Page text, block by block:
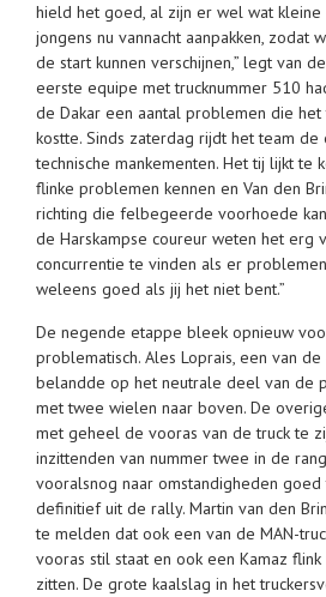
hield het goed, al zijn er wel wat kleine
jongens nu vannacht aanpakken, zodat
de start kunnen verschijnen,” legt van
eerste equipe met trucknummer 510
de Dakar een aantal problemen die
kostte. Sinds zaterdag rijdt het team
technische mankementen. Het tij lijkt te
flinke problemen kennen en Van den
richting die felbegeerde voorhoede
de Harskampse coureur weten het erg
concurrentie te vinden als er
weleens goed als jij het niet bent.”
De negende etappe bleek opnieuw
problematisch. Ales Loprais, een van
belandde op het neutrale deel van de
met twee wielen naar boven. De
met geheel de vooras van de truck te
inzittenden van nummer twee in de
vooralsnog naar omstandigheden
definitief uit de rally. Martin van den
te melden dat ook een van de MAN-
vooras stil staat en ook een Kamaz
zitten. De grote kaalslag in het